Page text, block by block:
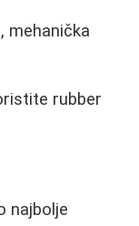
mehanička
rubber
najbolje